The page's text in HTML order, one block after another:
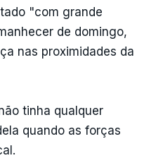
"com grande
de domingo,
nas proximidades da
tinha qualquer
quando as forças